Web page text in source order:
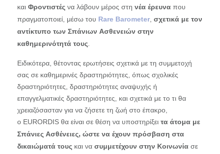
και Φροντιστές να λάβουν μέρος στη νέα έρευνα που
πραγματοποιεί, μέσω του Rare Barometer σχετικά με τον
αντίκτυπο των Σπάνιων Ασθενειών στην
καθημερινότητά τους
Ειδικότερα, θέτοντας ερωτήσεις σχετικά με τη συμμετοχή
σας σε καθημερινές δραστηριότητες, όπως σχολικές
δραστηριότητες, δραστηριότητες αναψυχής ή
επαγγελματικές δραστηριότητες, και σχετικά με το τι θα
χρειαζόσασταν για να ζήσετε τη ζωή στο έπακρο,
ο EURORDIS θα είναι σε θέση να υποστηρίξει τα άτομα με
Σπάνιες Ασθένειες, ώστε να έχουν πρόσβαση στα
δικαιώματά τους και να συμμετέχουν στην Κοινωνία σε